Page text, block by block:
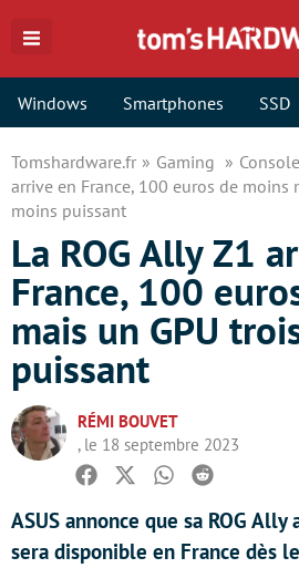
Windows Smartphones SSD
Tomshardware.fr Gaming
arrive en France, 100 euros de moins
moins puissant
La ROG Ally Z1
France, 100
mais un GPU
puissant
RÉMI BOUVET
, le 18 septembre 2023
Facebook
TwitterWhatsapp
Reddit
ASUS annonce que sa ROG Ally
sera disponible en France dès